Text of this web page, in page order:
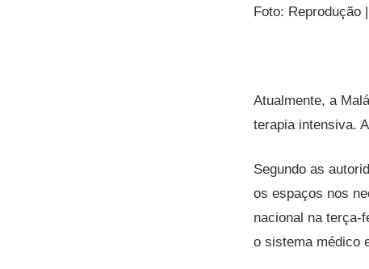
Foto: Reprodução
Atualmente, a
terapia intensiva.
Segundo as
os espaços nos
nacional na terça-
o sistema médico